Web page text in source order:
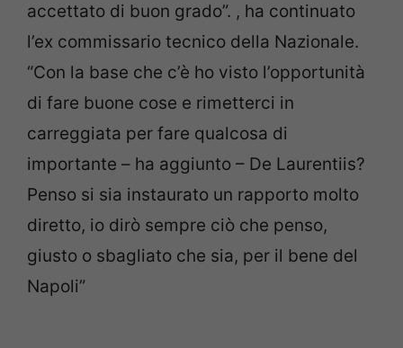
accettato di buon grado”. , ha continuato
l’ex commissario tecnico della Nazionale.
“Con la base che c’è ho visto l’opportunità
di fare buone cose e rimetterci in
carreggiata per fare qualcosa di
importante – ha aggiunto – De Laurentiis?
Penso si sia instaurato un rapporto molto
diretto, io dirò sempre ciò che penso,
giusto o sbagliato che sia, per il bene del
Napoli”